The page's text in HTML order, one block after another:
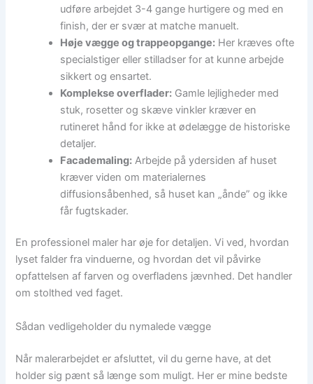
udføre arbejdet 3-4 gange hurtigere og med en
finish, der er svær at matche manuelt.
Høje vægge og trappeopgange: Her kræves ofte
specialstiger eller stilladser for at kunne arbejde
sikkert og ensartet.
Komplekse overflader: Gamle lejligheder med
stuk, rosetter og skæve vinkler kræver en
rutineret hånd for ikke at ødelægge de historiske
detaljer.
Facademaling: Arbejde på ydersiden af huset
kræver viden om materialernes
diffusionsåbenhed, så huset kan „ånde” og ikke
får fugtskader.
En professionel maler har øje for detaljen. Vi ved, hvordan
lyset falder fra vinduerne, og hvordan det vil påvirke
opfattelsen af farven og overfladens jævnhed. Det handler
om stolthed ved faget.
Sådan vedligeholder du nymalede vægge
Når malerarbejdet er afsluttet, vil du gerne have, at det
holder sig pænt så længe som muligt. Her er mine bedste